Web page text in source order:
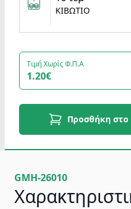
ΚΙΒΩΤΙΟ
Τιμή Χωρίς Φ.Π.Α
1.20€
Προσθήκη στο
GMH-26010